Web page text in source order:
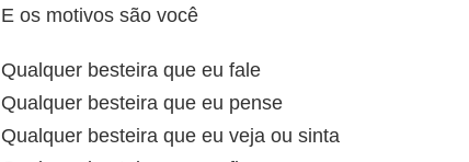
E os motivos são você
Qualquer besteira que eu fale
Qualquer besteira que eu pense
Qualquer besteira que eu veja ou sinta